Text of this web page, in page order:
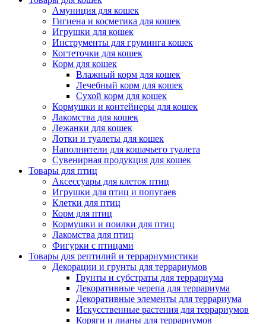
Амуниция для кошек
Гигиена и косметика для кошек
Игрушки для кошек
Инструменты для груминга кошек
Когтеточки для кошек
Корм для кошек
Влажный корм для кошек
Лечебный корм для кошек
Сухой корм для кошек
Кормушки и контейнеры для кошек
Лакомства для кошек
Лежанки для кошек
Лотки и туалеты для кошек
Наполнители для кошачьего туалета
Сувенирная продукция для кошек
Товары для птиц
Аксессуары для клеток птиц
Игрушки для птиц и попугаев
Клетки для птиц
Корм для птиц
Кормушки и поилки для птиц
Лакомства для птиц
Фигурки с птицами
Товары для рептилий и террариумистики
Декорации и грунты для террариумов
Грунты и субстраты для террариума
Декоративные черепа для террариума
Декоративные элементы для террариума
Искусственные растения для террариумов
Коряги и лианы для террариумов